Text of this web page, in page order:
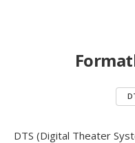
DTS (Digital Theater